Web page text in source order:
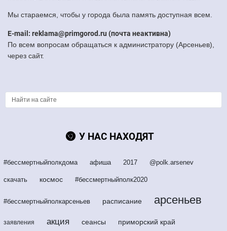
Мы стараемся, чтобы у города была память доступная всем.
E-mail: reklama@primgorod.ru (почта неактивна)
По всем вопросам обращаться к администратору (Арсеньев),
через сайт.
У НАС НАХОДЯТ
#бессмертныйполкдома афиша 2017 @polk.arsenev
скачать космос #бессмертныйполк2020
#бессмертныйполкарсеньев расписание арсеньев
заявления акция сеансы приморский край